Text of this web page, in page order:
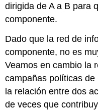
dirigida de A a B para
componente.
Dado que la red de
componente, no es
Veamos en cambio la
campañas políticas
la relación entre dos
de veces que